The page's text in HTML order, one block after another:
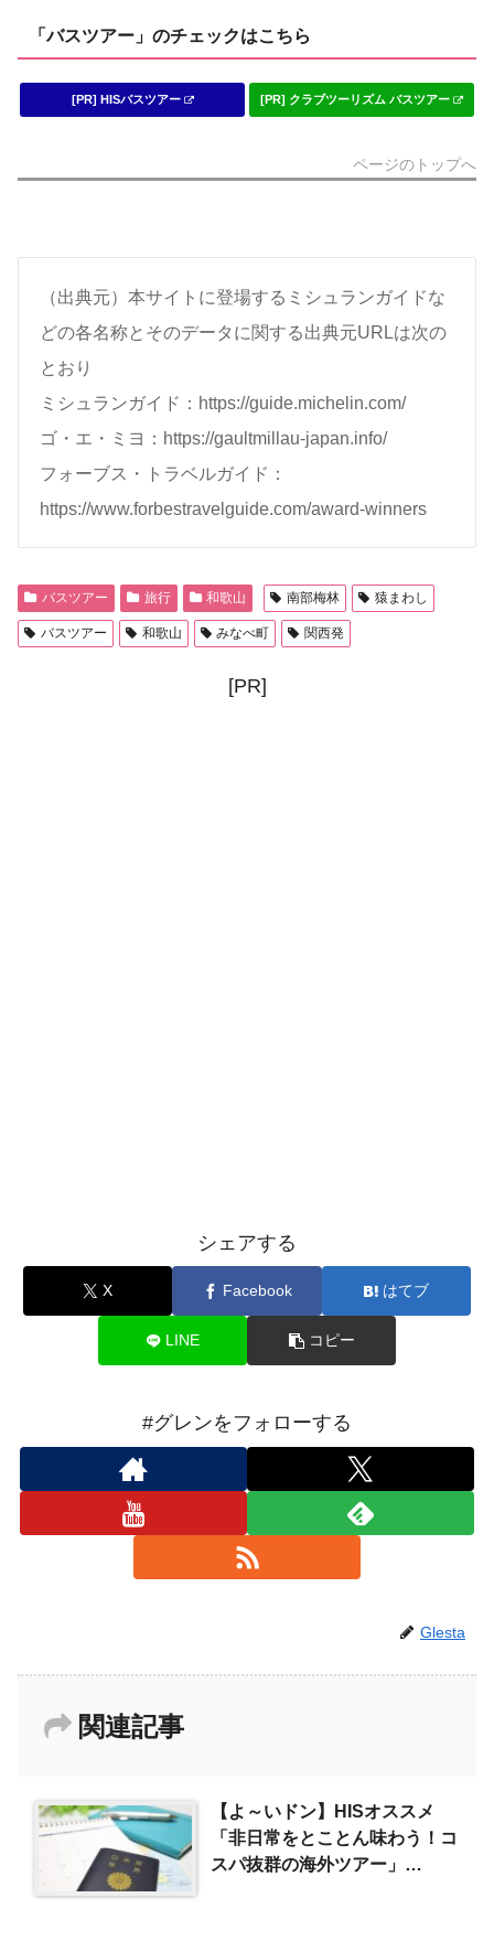
「バスツアー」のチェックはこちら
[PR] HISバスツアー [PR] クラブツーリズム バスツアー
ページのトップへ
（出典元）本サイトに登場するミシュランガイドな
どの各名称とそのデータに関する出典元URLは次の
とおり
ミシュランガイド：https://guide.michelin.com/
ゴ・エ・ミヨ：https://gaultmillau-japan.info/
フォーブス・トラベルガイド：
https://www.forbestravelguide.com/award-winners
バスツアー 旅行 和歌山 南部梅林 猿まわし
バスツアー 和歌山 みなべ町 関西発
[PR]
シェアする
X Facebook はてブ
LINE コピー
#グレンをフォローする
Glesta
関連記事
【よ～いドン】HISオススメ
「非日常をとことん味わう！コ
スパ抜群の海外ツアー」